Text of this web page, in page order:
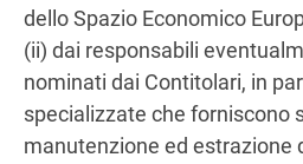
dello Spazio Economico
(ii) dai responsabili
nominati dai Contitolari, in
specializzate che forniscono
manutenzione ed estrazione